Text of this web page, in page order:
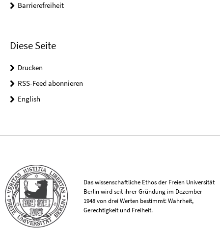
Barrierefreiheit
Diese Seite
Drucken
RSS-Feed abonnieren
English
Das wissenschaftliche Ethos der Freien Universität
Berlin wird seit ihrer Gründung im Dezember
1948 von drei Werten bestimmt: Wahrheit,
Gerechtigkeit und Freiheit.